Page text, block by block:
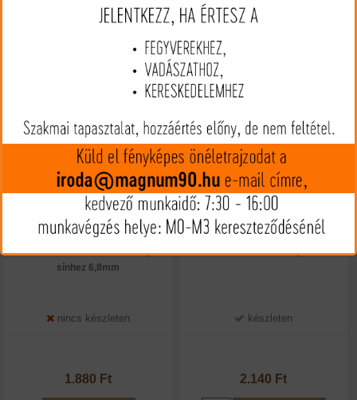
1.310 Ft 1.750 Ft
Mannlicher csavar Picatinny
sínhez 6,8mm
nincs készleten
1.880 Ft
Colt 1911 szánrugó
készleten
2.140 Ft